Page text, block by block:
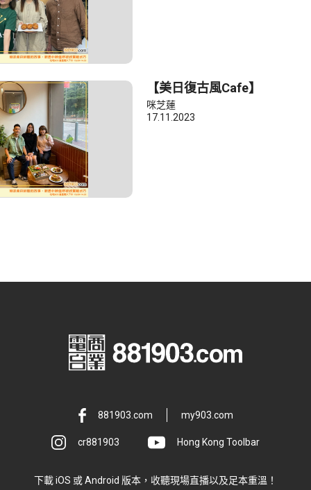
【美日復古風Cafe】
咪芝蓮
17.11.2023
881903.com my903.com
cr881903 Hong Kong Toolbar
下載 iOS 或 Android 版本，收聽現場直播以及足本重溫！